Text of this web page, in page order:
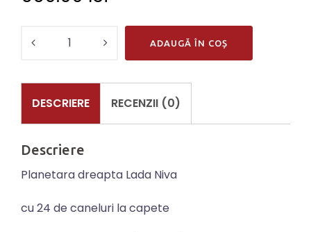
cu
de
caneluri
ADAUGĂ ÎN COȘ
DESCRIERE RECENZII (0)
Descriere
Planetara dreapta Lada Niva
cu 24 de caneluri la capete